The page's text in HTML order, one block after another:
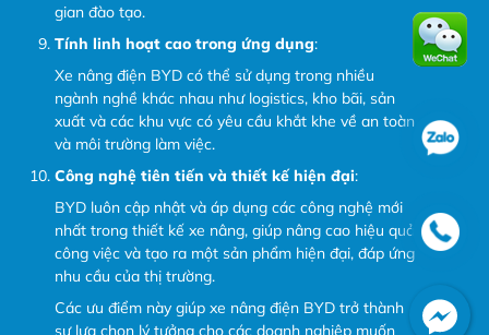
gian đào tạo.
Tính linh hoạt cao trong ứng dụng:
Xe nâng điện BYD có thể sử dụng trong nhiều
ngành nghề khác nhau như logistics, kho bãi, sản
xuất và các khu vực có yêu cầu khắt khe về an toàn
và môi trường làm việc.
Công nghệ tiên tiến và thiết kế hiện đại:
BYD luôn cập nhật và áp dụng các công nghệ mới
nhất trong thiết kế xe nâng, giúp nâng cao hiệu quả
công việc và tạo ra một sản phẩm hiện đại, đáp ứng
nhu cầu của thị trường.
Các ưu điểm này giúp xe nâng điện BYD trở thành
sự lựa chọn lý tưởng cho các doanh nghiệp muốn